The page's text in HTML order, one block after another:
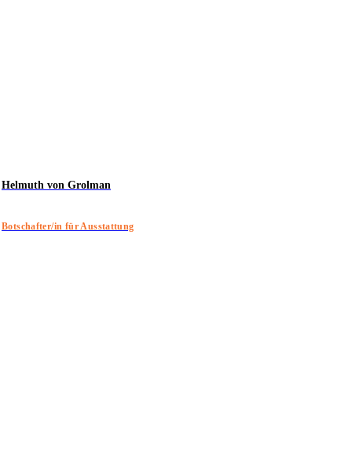
Helmuth von Grolman
Botschafter/in für Ausstattung